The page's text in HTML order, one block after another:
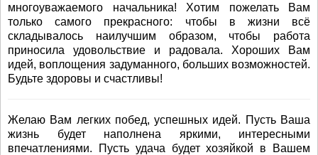
многоуважаемого начальника! Хотим пожелать Вам
только самого прекрасного: чтобы в жизни всё
складывалось наилучшим образом, чтобы работа
приносила удовольствие и радовала. Хороших Вам
идей, воплощения задуманного, больших возможностей.
Будьте здоровы и счастливы!
Желаю Вам легких побед, успешных идей. Пусть Ваша
жизнь будет наполнена яркими, интересными
впечатлениями. Пусть удача будет хозяйкой в Вашем